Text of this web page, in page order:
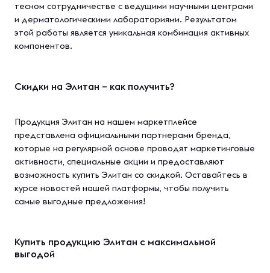
тесном сотрудничестве с ведущими научными центрами
и дерматологическими лабораториями. Результатом
этой работы является уникальная комбинация активных
компонентов.
Скидки на Элитан – как получить?
Продукция Элитан на нашем маркетплейсе
представлена официальными партнерами бренда,
которые на регулярной основе проводят маркетинговые
активности, специальные акции и предоставляют
возможность купить Элитан со скидкой. Оставайтесь в
курсе новостей нашей платформы, чтобы получить
самые выгодные предложения!
Купить продукцию Элитан с максимальной
выгодой